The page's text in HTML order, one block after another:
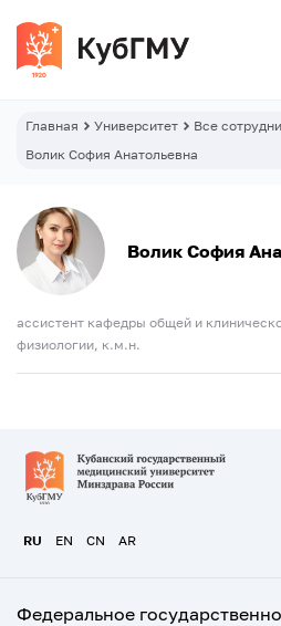
Главная Университет
Все
Волик София Анатольевна
Волик София
ассистент кафедры общей и
физиологии, к.м.н.
RU EN CN AR
Федеральное